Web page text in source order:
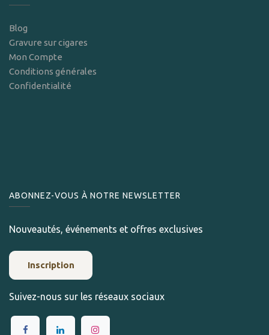
Blog
Gravure sur cigares
Mon Compte
Conditions générales
Confidentialité
ABONNEZ-VOUS À NOTRE NEWSLETTER
Nouveautés, événements et offres exclusives
Inscription
Suivez-nous sur les réseaux sociaux